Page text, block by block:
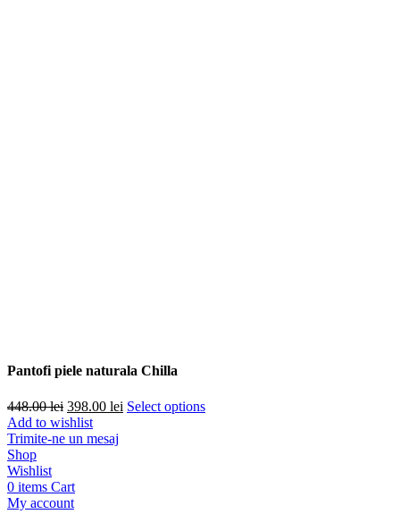
Pantofi piele naturala Chilla
448.00lei Prețul
inițial
a
398.00 lei Prețul
Select options
Add to wishlist
Trimite-ne un mesaj
Shop
Wishlist
0 items Cart
My account